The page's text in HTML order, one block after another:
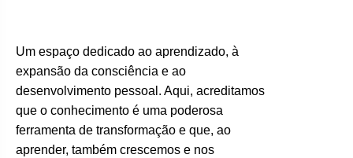
Um espaço dedicado ao aprendizado, à
expansão da consciência e ao
desenvolvimento pessoal. Aqui, acreditamos
que o conhecimento é uma poderosa
ferramenta de transformação e que, ao
aprender, também crescemos e nos